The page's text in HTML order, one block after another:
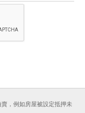
，例如房屋被設定抵押未